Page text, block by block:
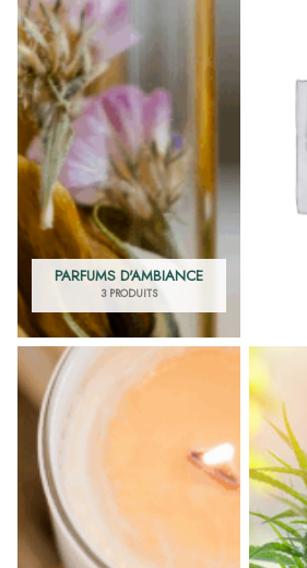
PARFUMS D'AMBIANCE
3 PRODUITS